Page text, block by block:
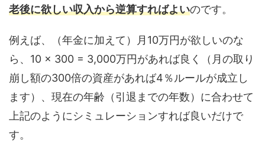
老後に欲しい収入から逆算すればよいのです。
例えば、（年金に加えて）月10万円が欲しいのな
ら、10 × 300 = 3,000万円があれば良く（月の取り
崩し額の300倍の資産があれば4％ルールが成立し
ます）、現在の年齢（引退までの年数）に合わせて
上記のようにシミュレーションすれば良いだけで
す。